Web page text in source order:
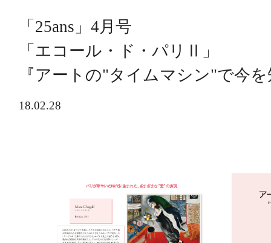
「25ans」4月号
「エコール・ド・パリⅡ」
『アートの"タイムマシン"で今
18.02.28